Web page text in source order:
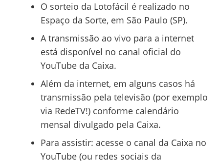
O sorteio da Lotofácil é realizado no
Espaço da Sorte, em São Paulo (SP).
A transmissão ao vivo para a internet
está disponível no canal oficial do
YouTube da Caixa.
Além da internet, em alguns casos há
transmissão pela televisão (por exemplo
via RedeTV!) conforme calendário
mensal divulgado pela Caixa.
Para assistir: acesse o canal da Caixa no
YouTube (ou redes sociais da